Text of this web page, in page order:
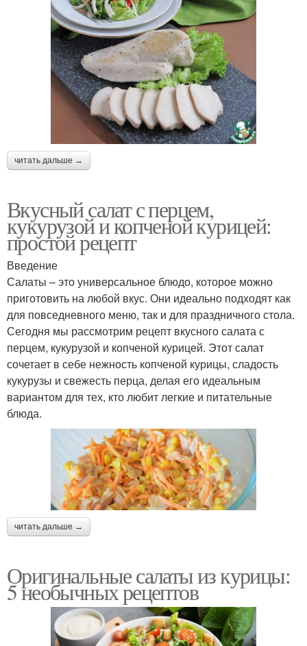
читать дальше →
Вкусный салат с перцем,
кукурузой и копченой курицей:
простой рецепт
Введение
Салаты – это универсальное блюдо, которое можно
приготовить на любой вкус. Они идеально подходят как
для повседневного меню, так и для праздничного стола.
Сегодня мы рассмотрим рецепт вкусного салата с
перцем, кукурузой и копченой курицей. Этот салат
сочетает в себе нежность копченой курицы, сладость
кукурузы и свежесть перца, делая его идеальным
вариантом для тех, кто любит легкие и питательные
блюда.
читать дальше →
Оригинальные салаты из курицы:
5 необычных рецептов